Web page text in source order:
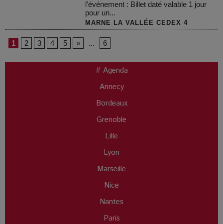
l'événement : Billet daté valable 1 jour
pour un...
MARNE LA VALLÉE CEDEX 4
1 2 3 4 5 » ... 6
# Agenda
Annecy
Bordeaux
Grenoble
Lille
Lyon
Marseille
Nice
Nantes
Paris